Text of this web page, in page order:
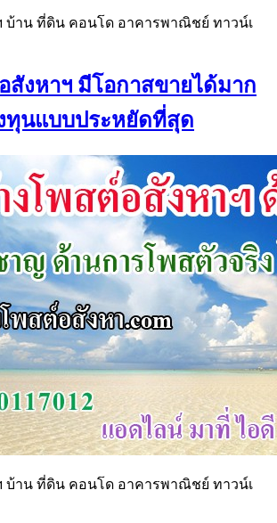
บ้าน ที่ดิน คอนโด อาคารพาณิชย์ ทาวน์เ
สังหาฯ มีโอกาสขายได้มาก
ทุนแบบประหยัดที่สุด
บ้าน ที่ดิน คอนโด อาคารพาณิชย์ ทาวน์เ